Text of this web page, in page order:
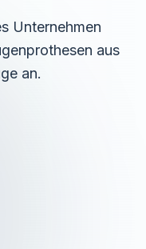
Unternehmen
aus
an.